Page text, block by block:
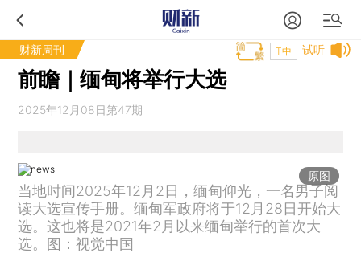
财新周刊 试听
T中
前瞻｜缅甸将举行大选
2025年12月08日第47期
原图
当地时间2025年12月2日，缅甸仰光，一名男子阅
读大选宣传手册。缅甸军政府将于12月28日开始大
选。这也将是2021年2月以来缅甸举行的首次大
选。图：视觉中国